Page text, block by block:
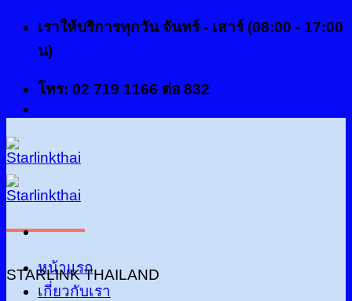
ข้าม
เนื้อหา
เราให้บริการทุกวัน จันทร์ - เสาร์ (08:00 - 17:00
น)
โทร: 02 719 1166 ต่อ 832
หน้าแรก
เกี่ยวกับเรา
STARLINK THAILAND